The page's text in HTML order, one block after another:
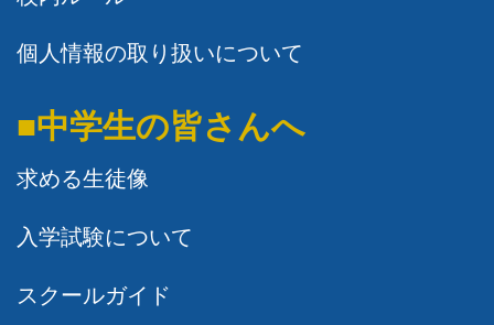
個人情報の取り扱いについて
■中学生の皆さんへ
求める生徒像
入学試験について
スクールガイド